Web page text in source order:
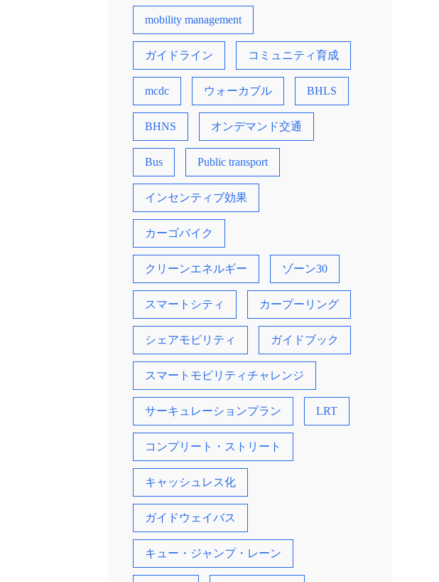
mobility management
ガイドライン コミュニティ育成
mcdc ウォーカブル BHLS
BHNS オンデマンド交通
Bus Public transport
インセンティブ効果
カーゴバイク
クリーンエネルギー ゾーン30
スマートシティ カープーリング
シェアモビリティ ガイドブック
スマートモビリティチャレンジ
サーキュレーションプラン LRT
コンプリート・ストリート
キャッシュレス化
ガイドウェイバス
キュー・ジャンプ・レーン